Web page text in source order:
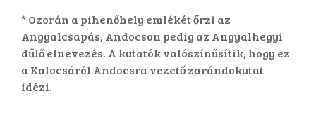
* Ozorán a pihenőhely emlékét őrzi az
Angyalcsapás, Andocson pedig az Angyalhegyi
dűlő elnevezés. A kutatók valószínűsítik, hogy ez
a Kalocsáról Andocsra vezető zarándokutat
idézi.